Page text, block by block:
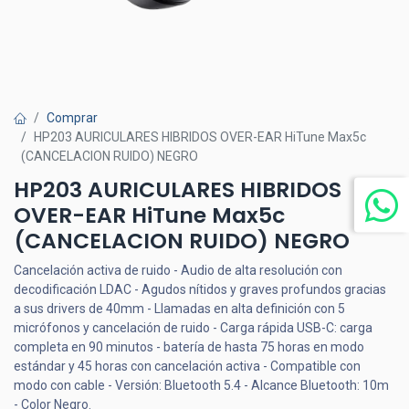
Comprar
HP203 AURICULARES HIBRIDOS OVER-EAR HiTune Max5c
(CANCELACION RUIDO) NEGRO
HP203 AURICULARES HIBRIDOS
OVER-EAR HiTune Max5c
(CANCELACION RUIDO) NEGRO
Cancelación activa de ruido - Audio de alta resolución con
decodificación LDAC - Agudos nítidos y graves profundos gracias
a sus drivers de 40mm - Llamadas en alta definición con 5
micrófonos y cancelación de ruido - Carga rápida USB-C: carga
completa en 90 minutos - batería de hasta 75 horas en modo
estándar y 45 horas con cancelación activa - Compatible con
modo con cable - Versión: Bluetooth 5.4 - Alcance Bluetooth: 10m
- Color Negro.